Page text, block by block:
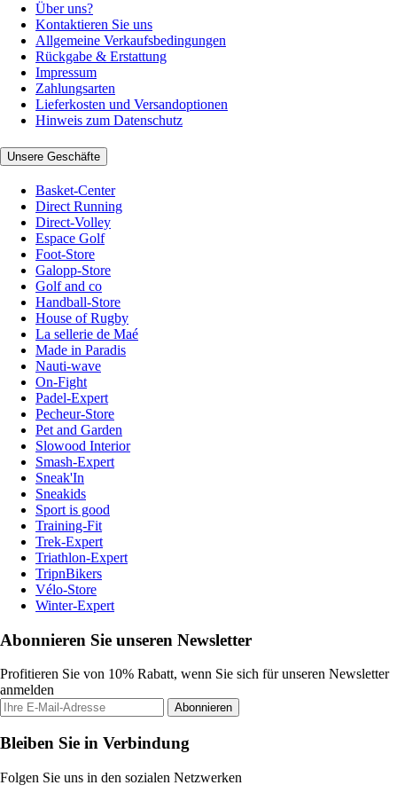
Über uns?
Kontaktieren Sie uns
Allgemeine Verkaufsbedingungen
Rückgabe & Erstattung
Impressum
Zahlungsarten
Lieferkosten und Versandoptionen
Hinweis zum Datenschutz
Unsere Geschäfte
Basket-Center
Direct Running
Direct-Volley
Espace Golf
Foot-Store
Galopp-Store
Golf and co
Handball-Store
House of Rugby
La sellerie de Maé
Made in Paradis
Nauti-wave
On-Fight
Padel-Expert
Pecheur-Store
Pet and Garden
Slowood Interior
Smash-Expert
Sneak'In
Sneakids
Sport is good
Training-Fit
Trek-Expert
Triathlon-Expert
TripnBikers
Vélo-Store
Winter-Expert
Abonnieren Sie unseren Newsletter
Profitieren Sie von 10% Rabatt, wenn Sie sich für unseren Newsletter
anmelden
Abonnieren
Bleiben Sie in Verbindung
Folgen Sie uns in den sozialen Netzwerken